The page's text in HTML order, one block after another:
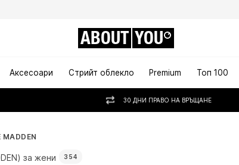
ABOUT YOU
Аксесоари Стрийт облекло Premium Топ 100
30 ДНИ ПРАВО НА ВРЪЩАНЕ
MADDEN
за жени 354